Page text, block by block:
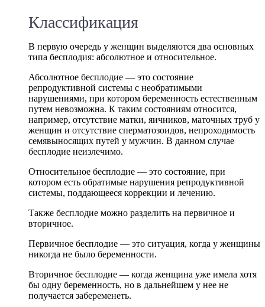
Классификация
В первую очередь у женщин выделяются два основных
типа бесплодия: абсолютное и относительное.
Абсолютное бесплодие — это состояние
репродуктивной системы с необратимыми
нарушениями, при котором беременность естественным
путем невозможна. К таким состояниям относится,
например, отсутствие матки, яичников, маточных труб у
женщин и отсутствие сперматозоидов, непроходимость
семявыносящих путей у мужчин. В данном случае
бесплодие неизлечимо.
Относительное бесплодие — это состояние, при
котором есть обратимые нарушения репродуктивной
системы, поддающееся коррекции и лечению.
Также бесплодие можно разделить на первичное и
вторичное.
Первичное бесплодие — это ситуация, когда у женщины
никогда не было беременности.
Вторичное бесплодие — когда женщина уже имела хотя
бы одну беременность, но в дальнейшем у нее не
получается забеременеть.